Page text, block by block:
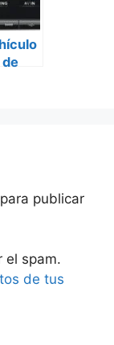
para publicar
el spam.
de tus